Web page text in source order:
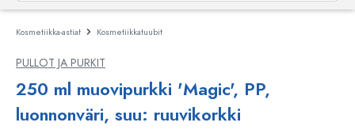
Kosmetiikka-astiat Kosmetiikkatuubit
PULLOT JA PURKIT
250 ml muovipurkki 'Magic', PP,
luonnonväri, suu: ruuvikorkki